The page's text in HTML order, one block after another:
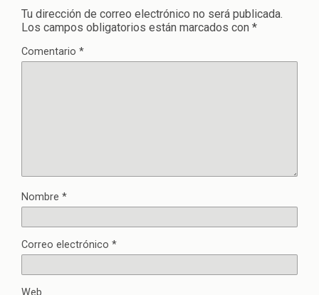
Tu dirección de correo electrónico no será publicada.
Los campos obligatorios están marcados con *
Comentario *
Nombre *
Correo electrónico *